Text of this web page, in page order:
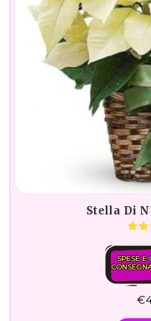
Stella Di
SPESE E
€